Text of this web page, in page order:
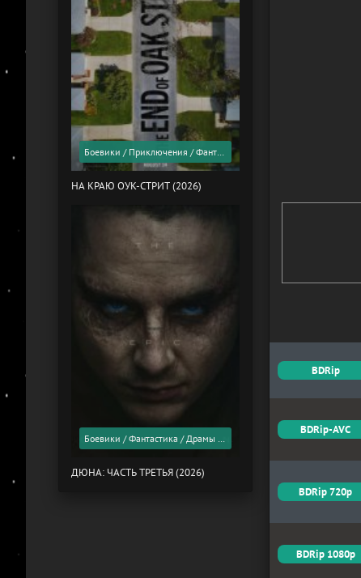
BDRip
BDRip-AVC
BDRip 720p
BDRip 1080p
Боевики / Приключения / Фантастика / Фильмы 2026 года / Скоро в кино
НА КРАЮ ОУК-СТРИТ (2026)
Боевики / Фантастика / Драмы / Фильмы 2026 года / Скоро в кино
ДЮНА: ЧАСТЬ ТРЕТЬЯ (2026)